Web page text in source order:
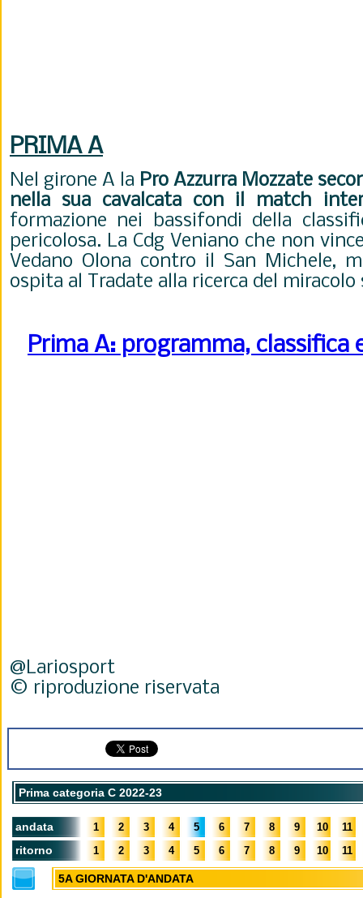
PRIMA A
Nel girone A la Pro Azzurra Mozzate
nella sua cavalcata con il match
formazione nei bassifondi della
pericolosa. La Cdg Veniano che non
Vedano Olona contro il San Michele,
ospita al Tradate alla ricerca del miracolo
Prima A: programma, classifica
@Lariosport
© riproduzione riservata
Prima categoria C 2022-23
andata 1 2 3 4 5 6 7 8 9 10 11
ritorno 1 2 3 4 5 6 7 8 9 10 11
5A GIORNATA D'ANDATA